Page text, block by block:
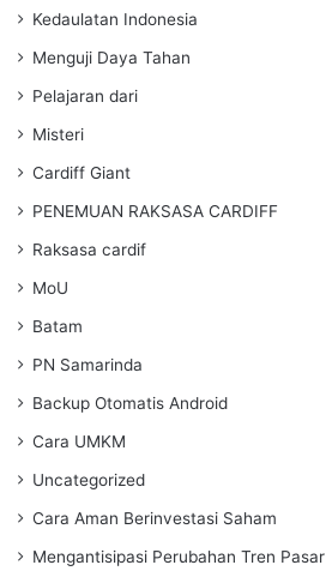
Kedaulatan Indonesia
Menguji Daya Tahan
Pelajaran dari
Misteri
Cardiff Giant
PENEMUAN RAKSASA CARDIFF
Raksasa cardif
MoU
Batam
PN Samarinda
Backup Otomatis Android
Cara UMKM
Uncategorized
Cara Aman Berinvestasi Saham
Mengantisipasi Perubahan Tren Pasar